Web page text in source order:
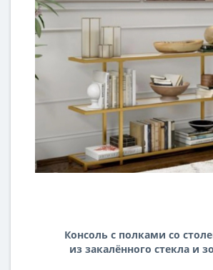
Консоль с полками со
из закалённого стекла и